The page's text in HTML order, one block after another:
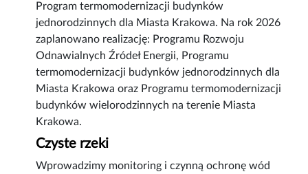
Program termomodernizacji budynków
jednorodzinnych dla Miasta Krakowa. Na rok 2026
zaplanowano realizację: Programu Rozwoju
Odnawialnych Źródeł Energii, Programu
termomodernizacji budynków jednorodzinnych dla
Miasta Krakowa oraz Programu termomodernizacji
budynków wielorodzinnych na terenie Miasta
Krakowa.
Czyste rzeki
Wprowadzimy monitoring i czynną ochronę wód